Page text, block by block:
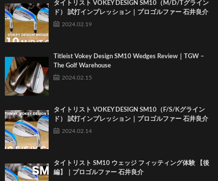
タイトリスト VOKEY DESIGN SM10（M/D/Tグライン
ド） 試打インプレッション｜プロゴルファー 石井良介
2024.02.19
Titleist Vokey Design SM10 Wedges Review｜TGW –
The Golf Warehouse
2024.02.15
タイトリスト VOKEY DESIGN SM10（F/S/Kグライン
ド） 試打インプレッション｜プロゴルファー 石井良介
2024.02.14
タイトリスト SM10 ウェッジ フィッティング体験 【後
編】｜プロゴルファー 石井良介